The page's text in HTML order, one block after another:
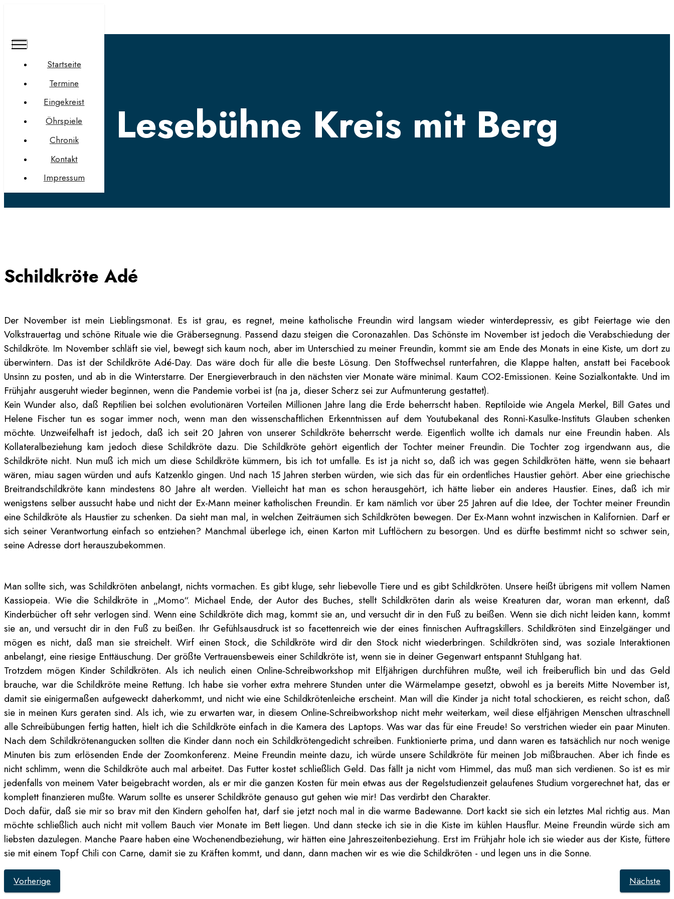
Startseite
Termine
Eingekreist
Öhrspiele
Chronik
Kontakt
Impressum
Lesebühne Kreis mit Berg
Schildkröte Adé
Der November ist mein Lieblingsmonat. Es ist grau, es regnet, meine katholische Freundin wird langsam wieder winterdepressiv, es gibt Feiertage wie den
Volkstrauertag und schöne Rituale wie die Gräbersegnung. Passend dazu steigen die Coronazahlen. Das Schönste im November ist jedoch die Verabschiedung der
Schildkröte. Im November schläft sie viel, bewegt sich kaum noch, aber im Unterschied zu meiner Freundin, kommt sie am Ende des Monats in eine Kiste, um dort zu
überwintern. Das ist der Schildkröte Adé-Day. Das wäre doch für alle die beste Lösung. Den Stoffwechsel runterfahren, die Klappe halten, anstatt bei Facebook
Unsinn zu posten, und ab in die Winterstarre. Der Energieverbrauch in den nächsten vier Monate wäre minimal. Kaum CO2-Emissionen. Keine Sozialkontakte. Und im
Frühjahr ausgeruht wieder beginnen, wenn die Pandemie vorbei ist (na ja, dieser Scherz sei zur Aufmunterung gestattet).
Kein Wunder also, daß Reptilien bei solchen evolutionären Vorteilen Millionen Jahre lang die Erde beherrscht haben. Reptiloide wie Angela Merkel, Bill Gates und
Helene Fischer tun es sogar immer noch, wenn man den wissenschaftlichen Erkenntnissen auf dem Youtubekanal des Ronni-Kasulke-Instituts Glauben schenken
möchte. Unzweifelhaft ist jedoch, daß ich seit 20 Jahren von unserer Schildkröte beherrscht werde. Eigentlich wollte ich damals nur eine Freundin haben. Als
Kollateralbeziehung kam jedoch diese Schildkröte dazu. Die Schildkröte gehört eigentlich der Tochter meiner Freundin. Die Tochter zog irgendwann aus, die
Schildkröte nicht. Nun muß ich mich um diese Schildkröte kümmern, bis ich tot umfalle. Es ist ja nicht so, daß ich was gegen Schildkröten hätte, wenn sie behaart
wären, miau sagen würden und aufs Katzenklo gingen. Und nach 15 Jahren sterben würden, wie sich das für ein ordentliches Haustier gehört. Aber eine griechische
Breitrandschildkröte kann mindestens 80 Jahre alt werden. Vielleicht hat man es schon herausgehört, ich hätte lieber ein anderes Haustier. Eines, daß ich mir
wenigstens selber aussucht habe und nicht der Ex-Mann meiner katholischen Freundin. Er kam nämlich vor über 25 Jahren auf die Idee, der Tochter meiner Freundin
eine Schildkröte als Haustier zu schenken. Da sieht man mal, in welchen Zeiträumen sich Schildkröten bewegen. Der Ex-Mann wohnt inzwischen in Kalifornien. Darf er
sich seiner Verantwortung einfach so entziehen? Manchmal überlege ich, einen Karton mit Luftlöchern zu besorgen. Und es dürfte bestimmt nicht so schwer sein,
seine Adresse dort herauszubekommen.
Man sollte sich, was Schildkröten anbelangt, nichts vormachen. Es gibt kluge, sehr liebevolle Tiere und es gibt Schildkröten. Unsere heißt übrigens mit vollem Namen
Kassiopeia. Wie die Schildkröte in „Momo“. Michael Ende, der Autor des Buches, stellt Schildkröten darin als weise Kreaturen dar, woran man erkennt, daß
Kinderbücher oft sehr verlogen sind. Wenn eine Schildkröte dich mag, kommt sie an, und versucht dir in den Fuß zu beißen. Wenn sie dich nicht leiden kann, kommt
sie an, und versucht dir in den Fuß zu beißen. Ihr Gefühlsausdruck ist so facettenreich wie der eines finnischen Auftragskillers. Schildkröten sind Einzelgänger und
mögen es nicht, daß man sie streichelt. Wirf einen Stock, die Schildkröte wird dir den Stock nicht wiederbringen. Schildkröten sind, was soziale Interaktionen
anbelangt, eine riesige Enttäuschung. Der größte Vertrauensbeweis einer Schildkröte ist, wenn sie in deiner Gegenwart entspannt Stuhlgang hat.
Trotzdem mögen Kinder Schildkröten. Als ich neulich einen Online-Schreibworkshop mit Elfjährigen durchführen mußte, weil ich freiberuflich bin und das Geld
brauche, war die Schildkröte meine Rettung. Ich habe sie vorher extra mehrere Stunden unter die Wärmelampe gesetzt, obwohl es ja bereits Mitte November ist,
damit sie einigermaßen aufgeweckt daherkommt, und nicht wie eine Schildkrötenleiche erscheint. Man will die Kinder ja nicht total schockieren, es reicht schon, daß
sie in meinen Kurs geraten sind. Als ich, wie zu erwarten war, in diesem Online-Schreibworkshop nicht mehr weiterkam, weil diese elfjährigen Menschen ultraschnell
alle Schreibübungen fertig hatten, hielt ich die Schildkröte einfach in die Kamera des Laptops. Was war das für eine Freude! So verstrichen wieder ein paar Minuten.
Nach dem Schildkrötenangucken sollten die Kinder dann noch ein Schildkrötengedicht schreiben. Funktionierte prima, und dann waren es tatsächlich nur noch wenige
Minuten bis zum erlösenden Ende der Zoomkonferenz. Meine Freundin meinte dazu, ich würde unsere Schildkröte für meinen Job mißbrauchen. Aber ich finde es
nicht schlimm, wenn die Schildkröte auch mal arbeitet. Das Futter kostet schließlich Geld. Das fällt ja nicht vom Himmel, das muß man sich verdienen. So ist es mir
jedenfalls von meinem Vater beigebracht worden, als er mir die ganzen Kosten für mein etwas aus der Regelstudienzeit gelaufenes Studium vorgerechnet hat, das er
komplett finanzieren mußte. Warum sollte es unserer Schildkröte genauso gut gehen wie mir! Das verdirbt den Charakter.
Doch dafür, daß sie mir so brav mit den Kindern geholfen hat, darf sie jetzt noch mal in die warme Badewanne. Dort kackt sie sich ein letztes Mal richtig aus. Man
möchte schließlich auch nicht mit vollem Bauch vier Monate im Bett liegen. Und dann stecke ich sie in die Kiste im kühlen Hausflur. Meine Freundin würde sich am
liebsten dazulegen. Manche Paare haben eine Wochenendbeziehung, wir hätten eine Jahreszeitenbeziehung. Erst im Frühjahr hole ich sie wieder aus der Kiste, füttere
sie mit einem Topf Chili con Carne, damit sie zu Kräften kommt, und dann, dann machen wir es wie die Schildkröten - und legen uns in die Sonne.
Vorherige Nächste